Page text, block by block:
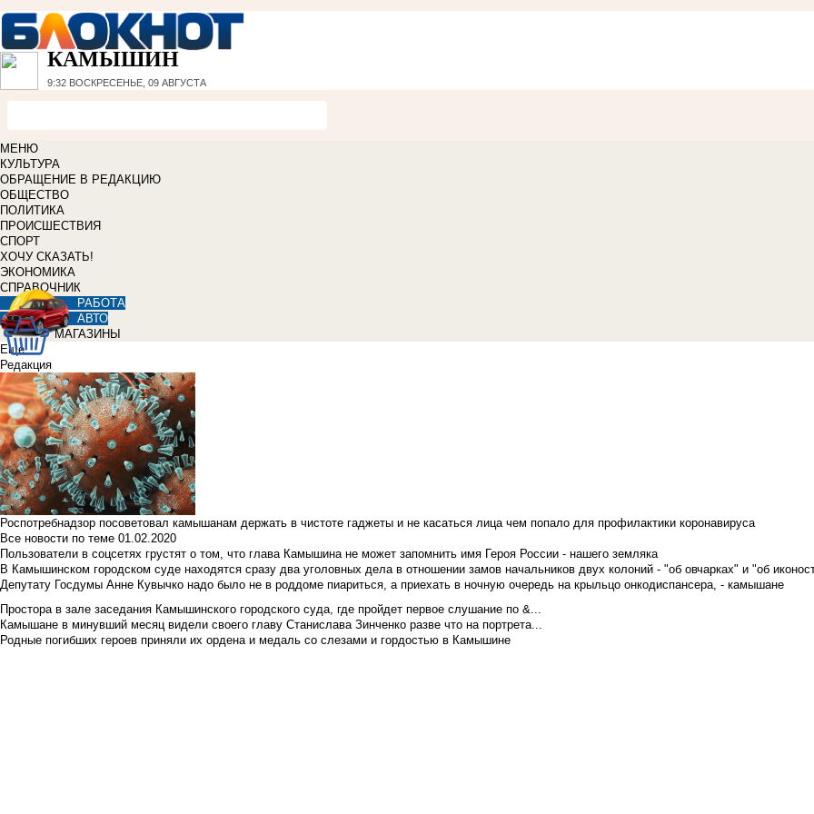
КАМЫШИН
9:32 ВОСКРЕСЕНЬЕ, 09 АВГУСТА
МЕНЮ
КУЛЬТУРА
ОБРАЩЕНИЕ В РЕДАКЦИЮ
ОБЩЕСТВО
ПОЛИТИКА
ПРОИСШЕСТВИЯ
СПОРТ
ХОЧУ СКАЗАТЬ!
ЭКОНОМИКА
СПРАВОЧНИК
РАБОТА
АВТО
МАГАЗИНЫ
Еще
Редакция
Роспотребнадзор посоветовал камышанам держать в чистоте гаджеты и не касаться лица чем попало для профилактики коронавируса
Все новости по теме 01.02.2020
Пользователи в соцсетях грустят о том, что глава Камышина не может запомнить имя Героя России - нашего земляка
В Камышинском городском суде находятся сразу два уголовных дела в отношении замов начальников двух колоний - "об овчарках" и "об
Депутату Госдумы Анне Кувычко надо было не в роддоме пиариться, а приехать в ночную очередь на крыльцо онкодиспансера, - камышане
Простора в зале заседания Камышинского городского суда, где пройдет первое слушание по &...
Камышане в минувший месяц видели своего главу Станислава Зинченко разве что на портрета...
Родные погибших героев приняли их ордена и медаль со слезами и гордостью в Камышине